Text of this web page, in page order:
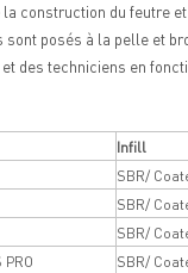
construction du feutre
sont posés à la pelle et
des techniciens en
Infill
SBR/
SBR/
SBR/
PRO
SBR/